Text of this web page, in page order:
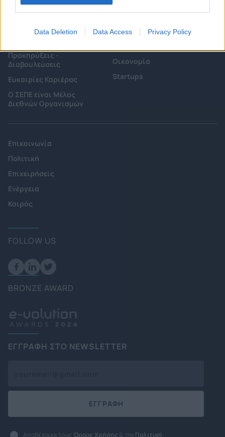
Data Deletion Data Access Privacy Policy
Επιτροπές & Ομάδες
Προκηρύξεις -
Διαβουλεύσεις
Ευκαιρίες Καριέρας
Ο ΣΕΠΕ είναι Μέλος
Διεθνών Οργανισμών
Τεχνολογικά Νέα
Έρευνες - Μελέτες
Οικονομία
Startups
Επικοινωνία
Πολιτική
Επιχειρήσεις
Ενέργεια
Καιρός
FOLLOW US
BRONZE AWARD
ΕΓΓΡΑΦΗ ΣΤΟ NEWSLETTER
ΕΓΓΡΑΦΗ
Αποδέχομαι τους Όρους Χρήσης & την Πολιτική